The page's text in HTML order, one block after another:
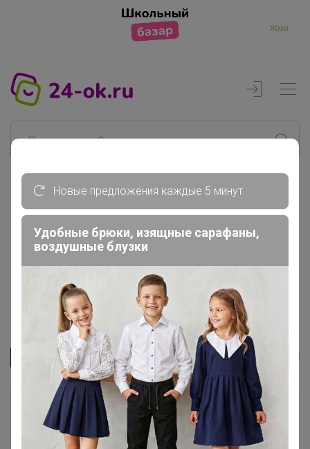
Жми
Реклама
Главная
СП286 СИМА-ЛЕНД. ЗооЛанд....
Товары для кошек
Туалет для приучения кошек...
Джилка
Новые предложения каждые 5 минут
Удобные брюки, изящные сарафаны,
воздушные блузки